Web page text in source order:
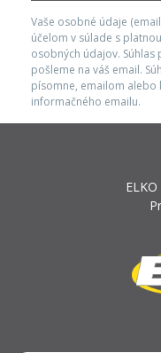
Vaše osobné údaje
účelom v súlade s
osobných údajov.
pošleme na váš email.
písomne, emailom alebo
informačného emailu.